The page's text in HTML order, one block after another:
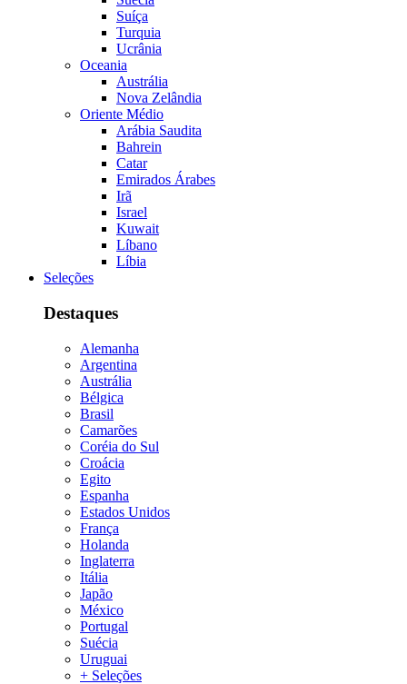
Suíça
Turquia
Ucrânia
Oceania
Austrália
Nova Zelândia
Oriente Médio
Arábia Saudita
Bahrein
Catar
Emirados Árabes
Irã
Israel
Kuwait
Líbano
Líbia
Seleções
Destaques
Alemanha
Argentina
Austrália
Bélgica
Brasil
Camarões
Coréia do Sul
Croácia
Egito
Espanha
Estados Unidos
França
Holanda
Inglaterra
Itália
Japão
México
Portugal
Suécia
Uruguai
+ Seleções